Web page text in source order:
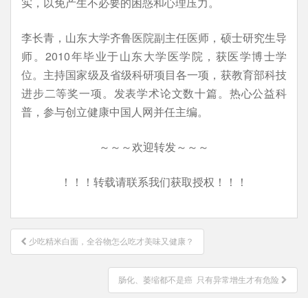
李长青，山东大学齐鲁医院副主任医师，硕士研究生导
师。2010年毕业于山东大学医学院，获医学博士学
位。主持国家级及省级科研项目各一项，获教育部科技
进步二等奖一项。发表学术论文数十篇。热心公益科
普，参与创立健康中国人网并任主编。
～～～欢迎转发～～～
！！！转载请联系我们获取授权！！！
文
章
少吃精米白面，全谷物怎么吃才美味又健康？
肠化、萎缩都不是癌 只有异常增生才有危险